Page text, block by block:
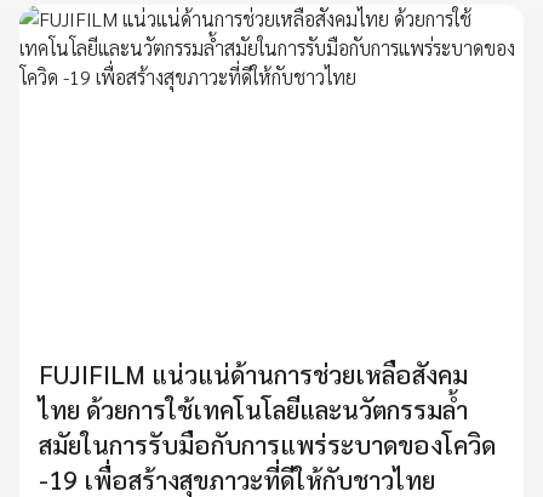
FUJIFILM แน่วแน่ด้านการช่วยเหลือสังคม
ไทย ด้วยการใช้เทคโนโลยีและนวัตกรรมล้ำ
สมัยในการรับมือกับการแพร่ระบาดของโควิด
-19 เพื่อสร้างสุขภาวะที่ดีให้กับชาวไทย